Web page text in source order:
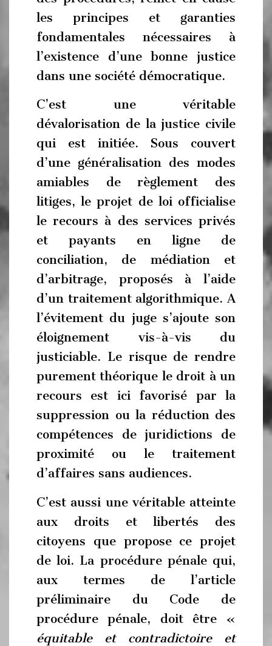
les principes et garanties
fondamentales nécessaires à
l’existence d’une bonne justice
dans une société démocratique.
C’est une véritable
dévalorisation de la justice civile
qui est initiée. Sous couvert
d’une généralisation des modes
amiables de règlement des
litiges, le projet de loi officialise
le recours à des services privés
et payants en ligne de
conciliation, de médiation et
d’arbitrage, proposés à l’aide
d’un traitement algorithmique. A
l’évitement du juge s’ajoute son
éloignement vis-à-vis du
justiciable. Le risque de rendre
purement théorique le droit à un
recours est ici favorisé par la
suppression ou la réduction des
compétences de juridictions de
proximité ou le traitement
d’affaires sans audiences.
C’est aussi une véritable atteinte
aux droits et libertés des
citoyens que propose ce projet
de loi. La procédure pénale qui,
aux termes de l’article
préliminaire du Code de
procédure pénale, doit être «
équitable et contradictoire et